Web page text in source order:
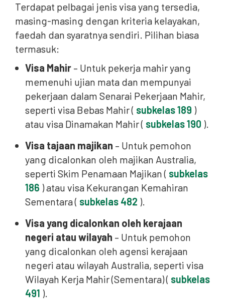
Terdapat pelbagai jenis visa yang tersedia,
masing-masing dengan kriteria kelayakan,
faedah dan syaratnya sendiri. Pilihan biasa
termasuk:
Visa Mahir – Untuk pekerja mahir yang
memenuhi ujian mata dan mempunyai
pekerjaan dalam Senarai Pekerjaan Mahir,
seperti visa Bebas Mahir ( subkelas 189 )
atau visa Dinamakan Mahir ( subkelas 190 ).
Visa tajaan majikan – Untuk pemohon
yang dicalonkan oleh majikan Australia,
seperti Skim Penamaan Majikan ( subkelas
186 ) atau visa Kekurangan Kemahiran
Sementara ( subkelas 482 ).
Visa yang dicalonkan oleh kerajaan
negeri atau wilayah – Untuk pemohon
yang dicalonkan oleh agensi kerajaan
negeri atau wilayah Australia, seperti visa
Wilayah Kerja Mahir (Sementara) ( subkelas
491 ).